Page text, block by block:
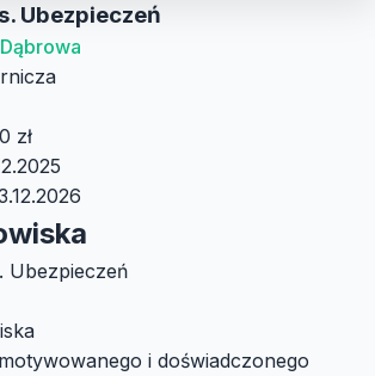
Ubezpieczeń
zł
Ubezpieczeń
i doświadczonego